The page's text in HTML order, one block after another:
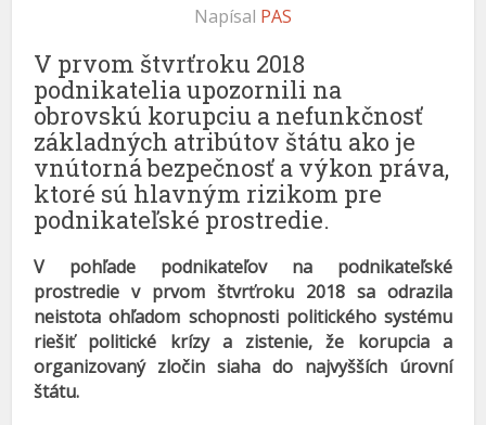
Napísal PAS
V prvom štvrťroku 2018
podnikatelia upozornili na
obrovskú korupciu a nefunkčnosť
základných atribútov štátu ako je
vnútorná bezpečnosť a výkon práva,
ktoré sú hlavným rizikom pre
podnikateľské prostredie.
V pohľade podnikateľov na podnikateľské
prostredie v prvom štvrťroku 2018 sa odrazila
neistota ohľadom schopnosti politického systému
riešiť politické krízy a zistenie, že korupcia a
organizovaný zločin siaha do najvyšších úrovní
štátu.